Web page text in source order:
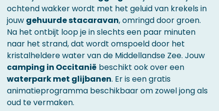
ochtend wakker wordt met het geluid van krekels in
jouw gehuurde stacaravan, omringd door groen.
Na het ontbijt loop je in slechts een paar minuten
naar het strand, dat wordt omspoeld door het
kristalheldere water van de Middellandse Zee. Jouw
camping in Occitanië beschikt ook over een
waterpark met glijbanen. Er is een gratis
animatieprogramma beschikbaar om zowel jong als
oud te vermaken.